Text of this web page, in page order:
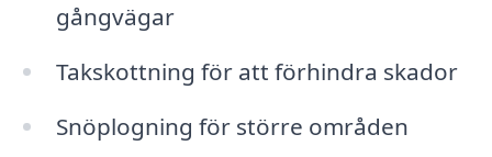
gångvägar
Takskottning för att förhindra skador
Snöplogning för större områden